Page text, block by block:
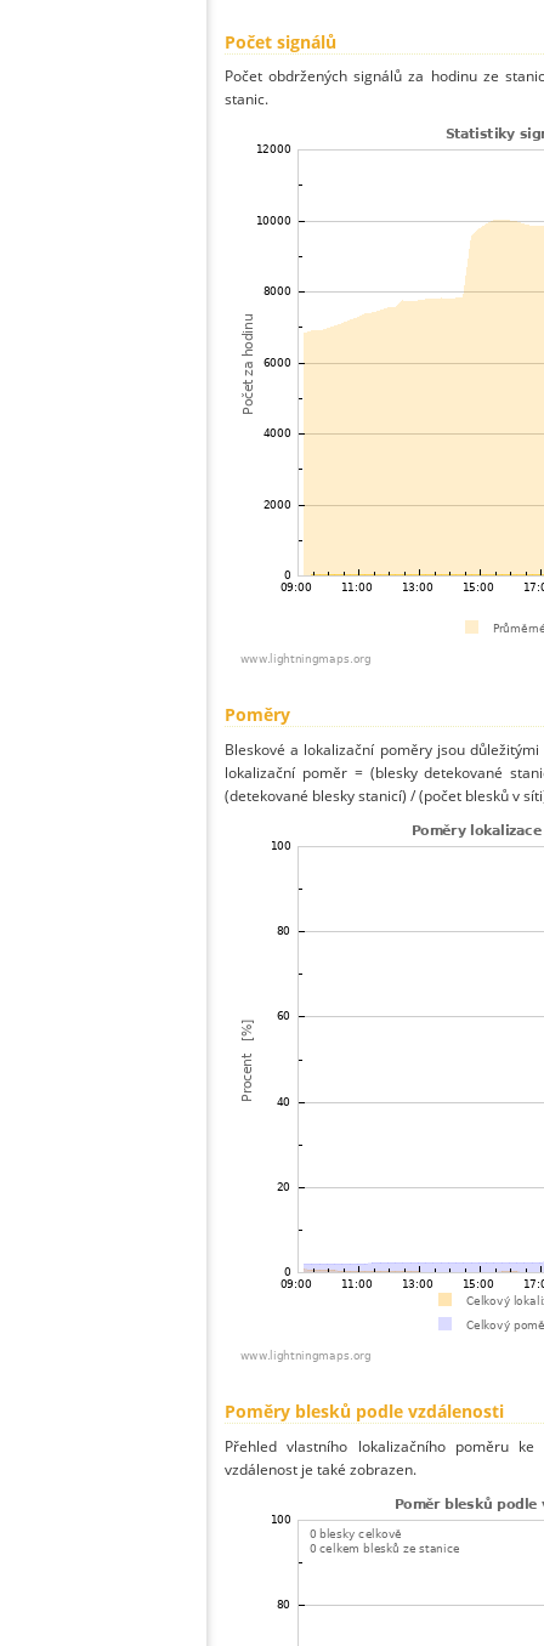
Počet signálů
Počet obdržených signálů za hodinu ze
stanic.
Poměry
Bleskové a lokalizační poměry jsou
lokalizační poměr = (blesky detekované
(detekované blesky stanicí) / (počet blesků v
Poměry blesků podle vzdálenosti
Přehled vlastního lokalizačního poměru
vzdálenost je také zobrazen.